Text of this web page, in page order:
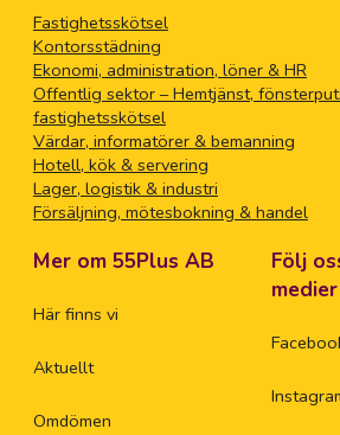
Fastighetsskötsel
Kontorsstädning
Ekonomi, administration, löner & HR
Offentlig sektor – Hemtjänst,
fastighetsskötsel
Värdar, informatörer & bemanning
Hotell, kök & servering
Lager, logistik & industri
Försäljning, mötesbokning & handel
Mer om 55Plus AB
Här finns vi
Aktuellt
Omdömen
Följ
medier